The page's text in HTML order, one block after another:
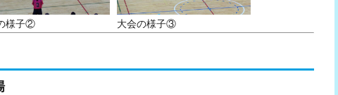
様子② 大会の様子③